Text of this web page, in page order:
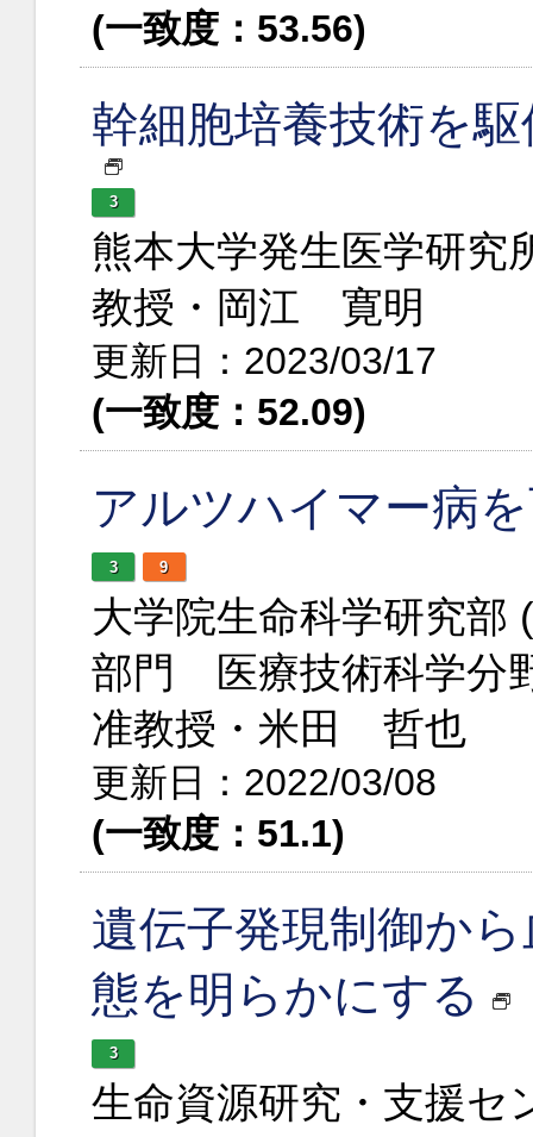
(一致度：53.56)
幹細胞培養技術を
3
熊本大学発生医学研究
教授・岡江 寛明
更新日：2023/03/17
(一致度：52.09)
アルツハイマー病
3 9
大学院生命科学研究部
部門 医療技術科学分
准教授・米田 哲也
更新日：2022/03/08
(一致度：51.1)
遺伝子発現制御か
態を明らかにする
3
生命資源研究・支援